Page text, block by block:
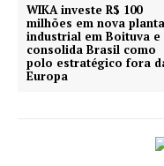
WIKA investe R$ 100
milhões em nova planta
industrial em Boituva e
consolida Brasil como
polo estratégico fora
Europa